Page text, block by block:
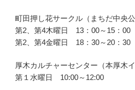
町田押し花サークル（まちだ中央公
第2、第4木曜日 13：00～15：00
第2、第4金曜日 18：30～20：30
厚木カルチャーセンター（本厚木イ
第１水曜日 10:00～12:00